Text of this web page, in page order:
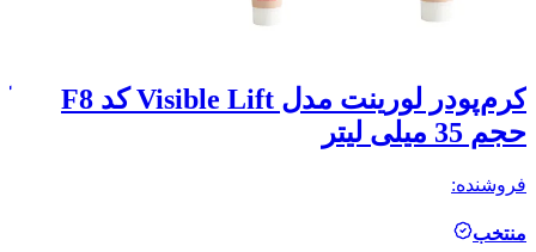
کرم‌پودر لورینت مدل Visible Lift کد F8
حجم 35 میلی لیتر
فروشنده:
منتخب